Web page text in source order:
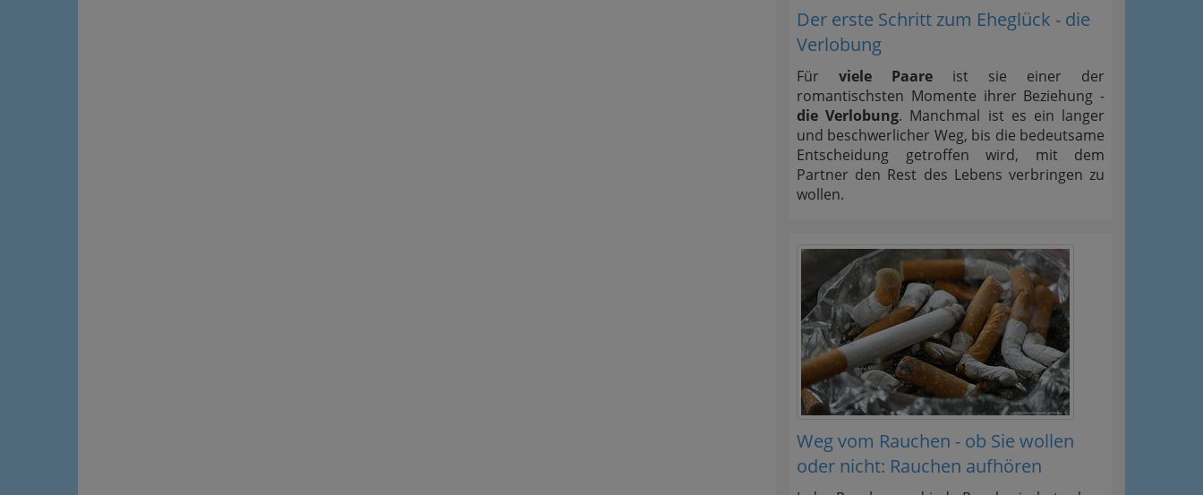
Der erste Schritt zum Eheglück - die
Verlobung
Für viele Paare ist sie einer der
romantischsten Momente ihrer Beziehung -
die Verlobung. Manchmal ist es ein langer
und beschwerlicher Weg, bis die bedeutsame
Entscheidung getroffen wird, mit dem
Partner den Rest des Lebens verbringen zu
wollen.
Weg vom Rauchen - ob Sie wollen
oder nicht: Rauchen aufhören